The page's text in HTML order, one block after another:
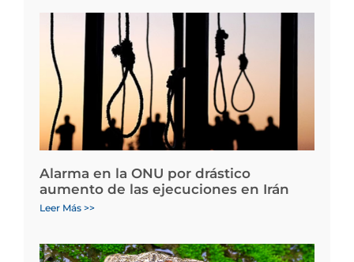
Alarma en la ONU por drástico
aumento de las ejecuciones en Irán
Leer Más >>